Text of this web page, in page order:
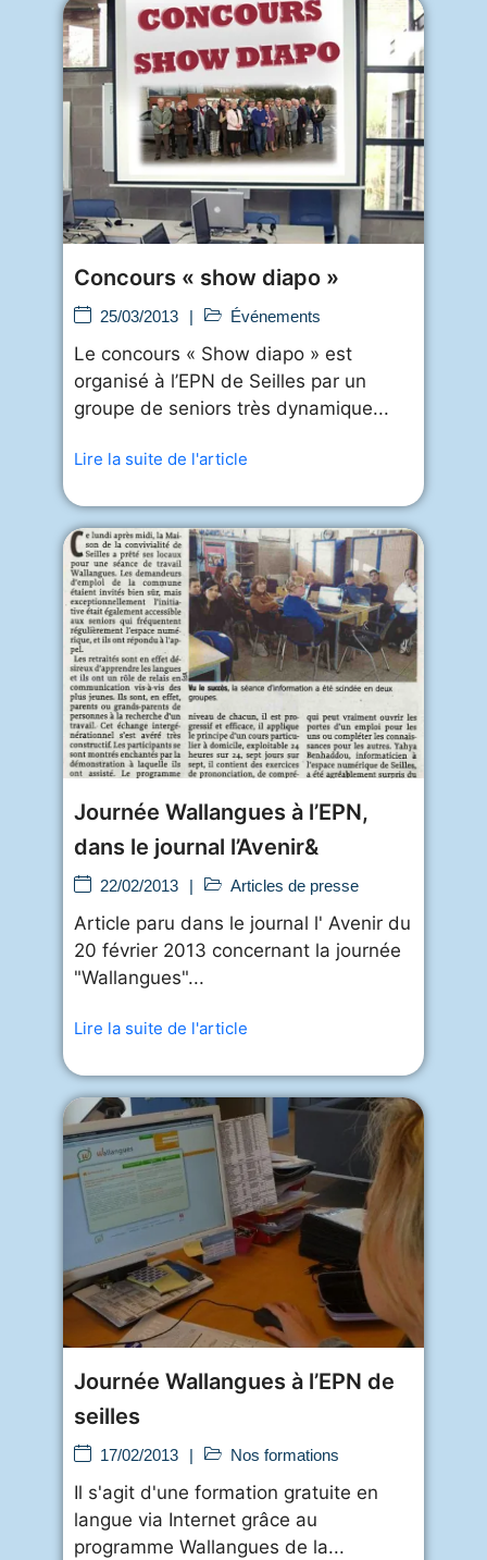
Concours « show diapo »
25/03/2013 | Événements
Le concours « Show diapo » est
organisé à l’EPN de Seilles par un
groupe de seniors très dynamique...
Lire la suite de l'article
Journée Wallangues à l’EPN,
dans le journal l’Avenir&
22/02/2013 | Articles de presse
Article paru dans le journal l' Avenir du
20 février 2013 concernant la journée
"Wallangues"...
Lire la suite de l'article
Journée Wallangues à l’EPN de
seilles
17/02/2013 | Nos formations
Il s'agit d'une formation gratuite en
langue via Internet grâce au
programme Wallangues de la...